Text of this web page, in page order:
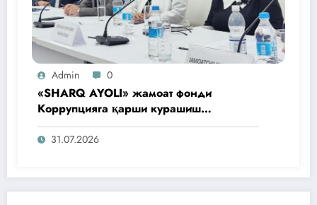
Admin 0
«SHARQ AYOLI» жамоат фонди
Коррупцияга қарши курашиш
агентлигидаги жамоат эшитувида
ташаббусларини тақдим этди
31.07.2026